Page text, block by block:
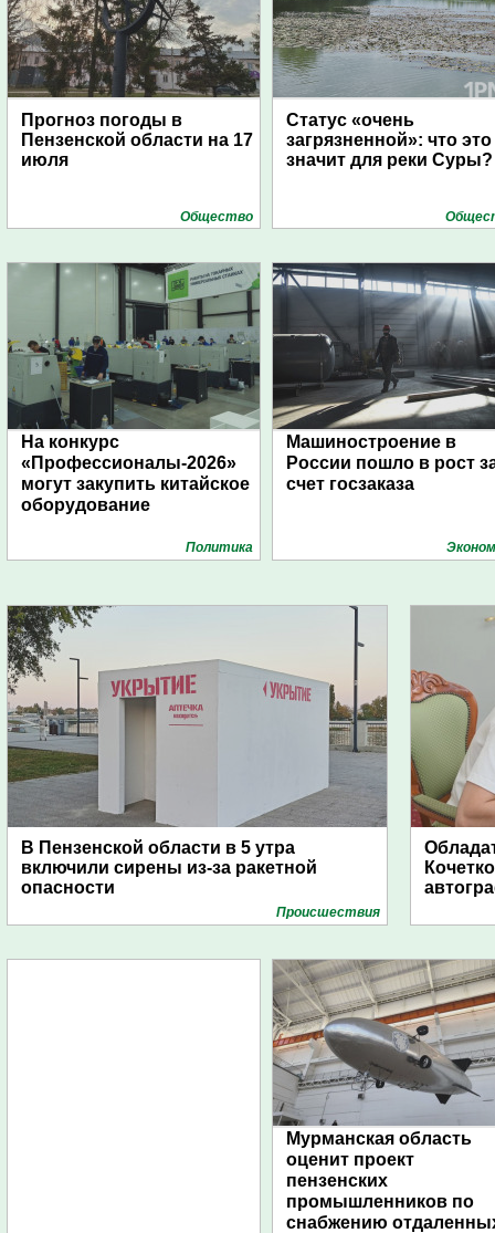
Прогноз погоды в
Пензенской области на 17
июля
Общество
Статус «очень
загрязненной»: что это
значит для реки Суры?
На конкурс
«Профессионалы-2026»
могут закупить китайское
оборудование
Политика
Машиностроение в
России пошло в рост
счет госзаказа
В Пензенской области в 5 утра
включили сирены из-за ракетной
опасности
Проиcшествия
Мурманская область
оценит проект
пензенских
промышленников по
снабжению